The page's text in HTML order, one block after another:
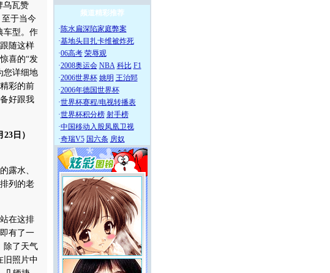
乌瓦赞
至于当今
型。 作
随这样
喜的“发
您详细地
彩的前
好跟我
日）
露水、
列的老
在这排
有了一
除了天气
旧照片中
频道精彩推荐
·陈水扁深陷家庭弊案
·基地头目扎卡维被炸死
·06高考 荣辱观
·2008奥运会 NBA 科比 F1
·2006世界杯 姚明 王治郅
·2006年德国世界杯
·世界杯赛程/电视转播表
·世界杯积分榜 射手榜
·中国移动入股凤凰卫视
·奇瑞V5 国六条 房奴